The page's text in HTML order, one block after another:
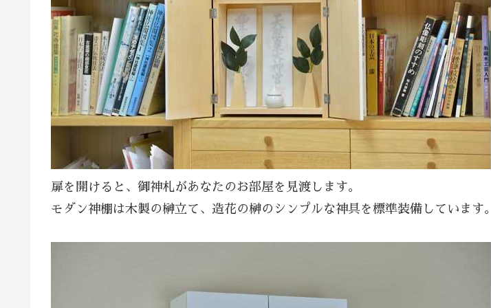
扉を開けると、御神札があなたのお部屋を見渡します。
モダン神棚は木製の榊立て、造花の榊のシンプルな神具を標準装備しています。